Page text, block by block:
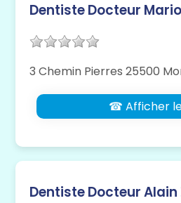
Dentiste Docteur
3 Chemin Pierres 25500
☎ Afficher le
Dentiste Docteur